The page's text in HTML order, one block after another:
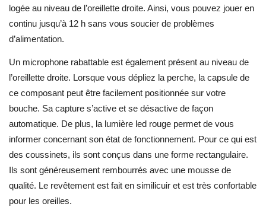
logée au niveau de l’oreillette droite. Ainsi, vous pouvez jouer en
continu jusqu’à 12 h sans vous soucier de problèmes
d’alimentation.
Un microphone rabattable est également présent au niveau de
l’oreillette droite. Lorsque vous dépliez la perche, la capsule de
ce composant peut être facilement positionnée sur votre
bouche. Sa capture s’active et se désactive de façon
automatique. De plus, la lumière led rouge permet de vous
informer concernant son état de fonctionnement. Pour ce qui est
des coussinets, ils sont conçus dans une forme rectangulaire.
Ils sont généreusement rembourrés avec une mousse de
qualité. Le revêtement est fait en similicuir et est très confortable
pour les oreilles.